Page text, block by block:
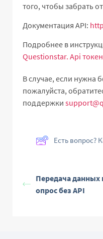
того, чтобы забрать
Документация API:
Подробнее в
Questionstar. Api
В случае, если нужна
пожалуйста,
поддержки
Есть вопрос?
Передача данных
опрос без API